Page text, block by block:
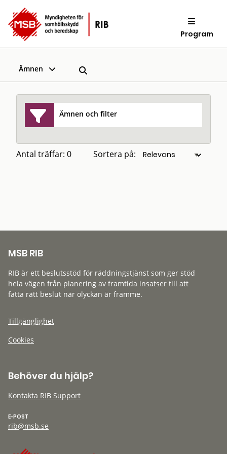
Program
Ämnen
Ämnen och filter
Antal träffar: 0 Sortera på:
MSB RIB
RIB är ett beslutsstöd för räddningstjänst som ger stöd
hela vägen från planering av framtida insatser till att
fatta rätt beslut när olyckan är framme.
Tillgänglighet
Cookies
Behöver du hjälp?
Kontakta RIB Support
E-POST
rib@msb.se